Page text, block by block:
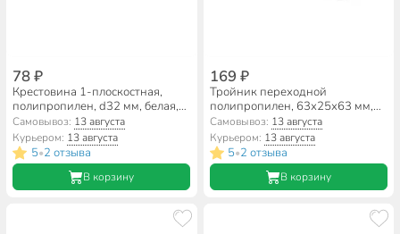
78 ₽
Крестовина 1-плоскостная,
полипропилен, d32 мм, белая,
RTP
Самовывоз: 13 августа
Курьером: 13 августа
5•2 отзыва
В корзину
169 ₽
Тройник переходной
полипропилен, 63х25х63 мм,
белый, RTP
Самовывоз: 13 августа
Курьером: 13 августа
5•2 отзыва
В корзину